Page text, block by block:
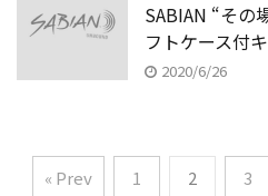
SABIAN “その
フトケース付
2020/6/26
« Prev 1 2 3